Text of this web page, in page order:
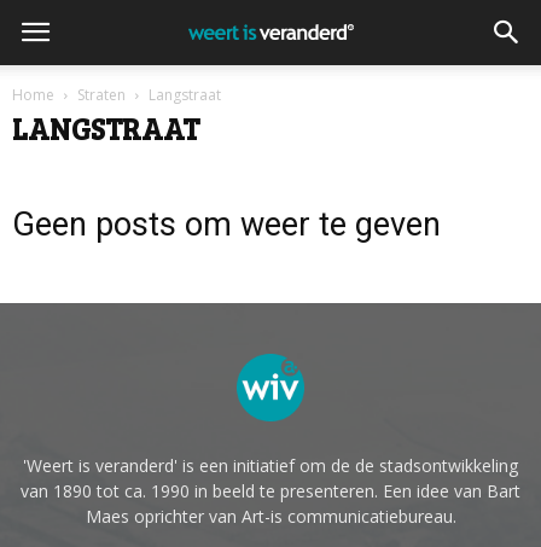
Home Straten Langstraat
LANGSTRAAT
Geen posts om weer te geven
'Weert is veranderd' is een initiatief om de de stadsontwikkeling
van 1890 tot ca. 1990 in beeld te presenteren. Een idee van Bart
Maes oprichter van Art-is communicatiebureau.